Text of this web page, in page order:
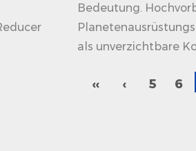
Bedeutung.
als unverzichtbare
‹‹ ‹ 5 6